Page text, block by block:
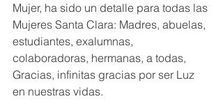
Mujer, ha sido un detalle para todas las
Mujeres Santa Clara: Madres, abuelas,
estudiantes, exalumnas,
colaboradoras, hermanas, a todas,
Gracias, infinitas gracias por ser Luz
en nuestras vidas.